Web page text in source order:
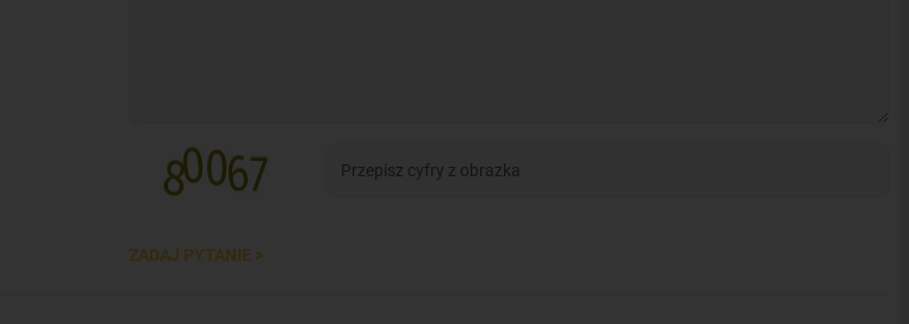
ZADAJ PYTANIE >